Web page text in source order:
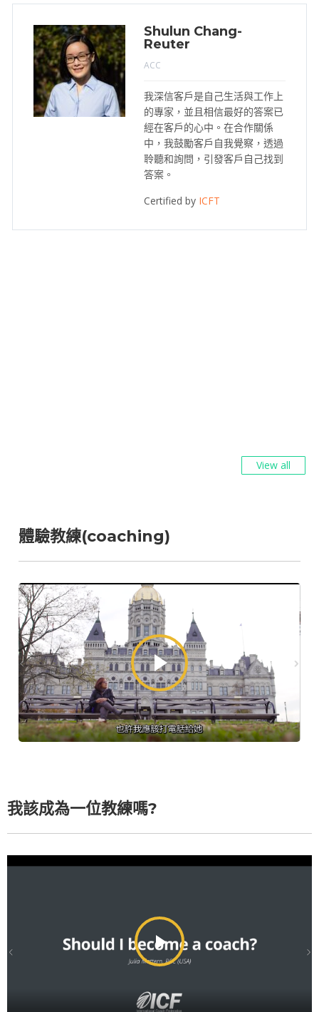
Shulun Chang-
Reuter
ACC
我深信客戶是自己生活與工作上
的專家，並且相信最好的答案已
經在客戶的心中。在合作關係
中，我鼓勵客戶自我覺察，透過
聆聽和詢問，引發客戶自己找到
答案。
Certified by ICFT
View all
體驗教練(coaching)
我該成為一位教練嗎?